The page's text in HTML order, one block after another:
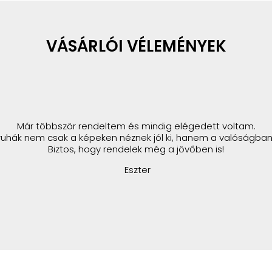
VÁSÁRLÓI VÉLEMÉNYEK
Már többször rendeltem és mindig elégedett voltam.
nem csak a képeken néznek jól ki, hanem a
Biztos, hogy rendelek még a jövőben is!
Eszter